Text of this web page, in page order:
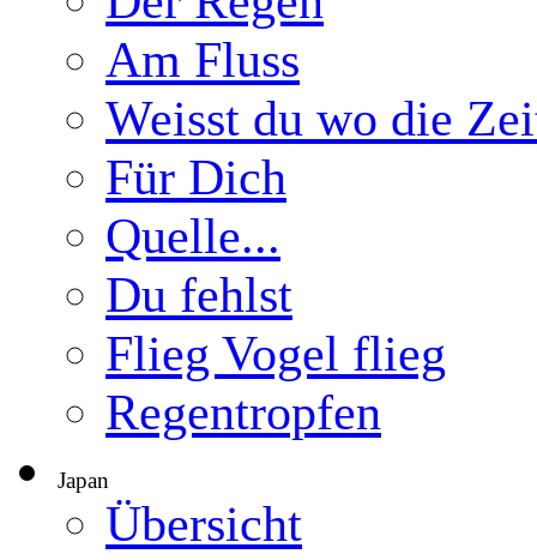
Am Fluss
Weisst du wo die
Für Dich
Quelle...
Du fehlst
Flieg Vogel flieg
Regentropfen
Japan
Übersicht